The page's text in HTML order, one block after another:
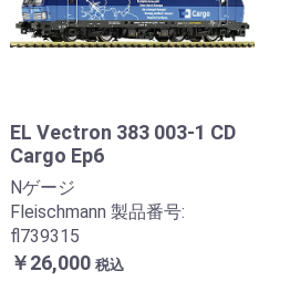
EL Vectron 383 003-1 CD
Cargo Ep6
Nゲージ
Fleischmann 製品番号:
fl739315
￥26,000 税込